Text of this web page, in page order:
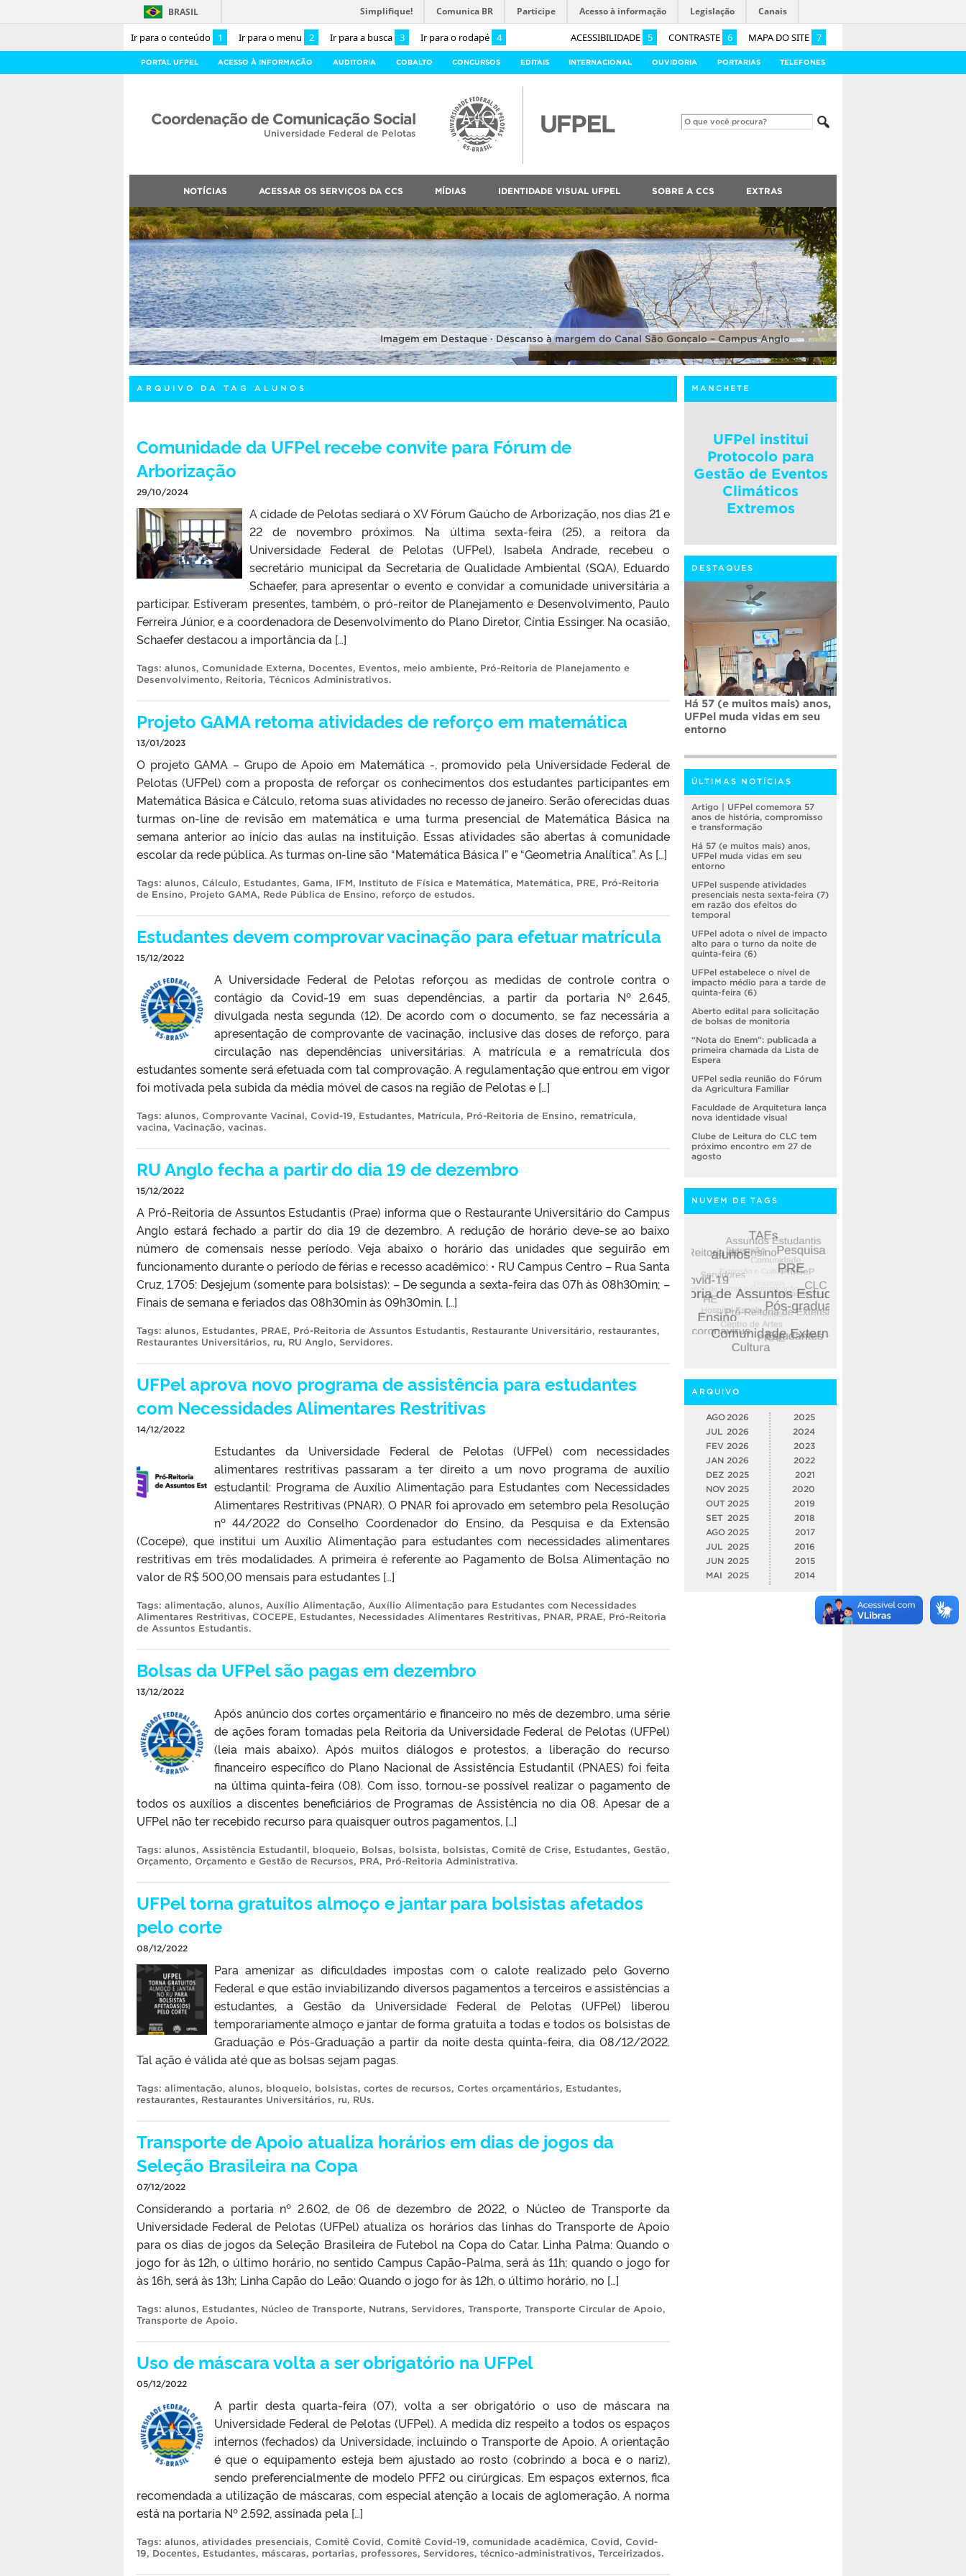
Ir para o conteúdo 1 Ir para o menu 2 Ir para a busca 3 Ir para o rodapé 4 ACESSIBILIDADE 5 CONTRASTE 6 MAPA DO SITE 7
BRASIL Simplifique! Comunica BR Participe Acesso à informação Legislação Canais
PORTAL UFPEL ACESSO À INFORMAÇÃO AUDITORIA COBALTO CONCURSOS EDITAIS INTERNACIONAL OUVIDORIA PORTARIAS TELEFONES
Coordenação de Comunicação Social
Universidade Federal de Pelotas
NOTÍCIAS ACESSAR OS SERVIÇOS DA CCS MÍDIAS IDENTIDADE VISUAL UFPEL SOBRE A CCS EXTRAS
Imagem em Destaque · Descanso à margem do Canal São Gonçalo – Campus Anglo
ARQUIVO DA TAG ALUNOS
Comunidade da UFPel recebe convite para Fórum de
Arborização
29/10/2024
A cidade de Pelotas sediará o XV Fórum Gaúcho de Arborização, nos dias 21 e
22 de novembro próximos. Na última sexta-feira (25), a reitora da
Universidade Federal de Pelotas (UFPel), Isabela Andrade, recebeu o
secretário municipal da Secretaria de Qualidade Ambiental (SQA), Eduardo
Schaefer, para apresentar o evento e convidar a comunidade universitária a
participar. Estiveram presentes, também, o pró-reitor de Planejamento e Desenvolvimento, Paulo
Ferreira Júnior, e a coordenadora de Desenvolvimento do Plano Diretor, Cíntia Essinger. Na ocasião,
Schaefer destacou a importância da […]
Tags: alunos, Comunidade Externa, Docentes, Eventos, meio ambiente, Pró-Reitoria de Planejamento e
Desenvolvimento, Reitoria, Técnicos Administrativos.
Projeto GAMA retoma atividades de reforço em matemática
13/01/2023
O projeto GAMA – Grupo de Apoio em Matemática -, promovido pela Universidade Federal de
Pelotas (UFPel) com a proposta de reforçar os conhecimentos dos estudantes participantes em
Matemática Básica e Cálculo, retoma suas atividades no recesso de janeiro. Serão oferecidas duas
turmas on-line de revisão em matemática e uma turma presencial de Matemática Básica na
semana anterior ao início das aulas na instituição. Essas atividades são abertas à comunidade
escolar da rede pública. As turmas on-line são “Matemática Básica I” e “Geometria Analítica”. As […]
Tags: alunos, Cálculo, Estudantes, Gama, IFM, Instituto de Física e Matemática, Matemática, PRE, Pró-Reitoria
de Ensino, Projeto GAMA, Rede Pública de Ensino, reforço de estudos.
Estudantes devem comprovar vacinação para efetuar matrícula
15/12/2022
A Universidade Federal de Pelotas reforçou as medidas de controle contra o
contágio da Covid-19 em suas dependências, a partir da portaria Nº 2.645,
divulgada nesta segunda (12). De acordo com o documento, se faz necessária a
apresentação de comprovante de vacinação, inclusive das doses de reforço, para
circulação nas dependências universitárias. A matrícula e a rematrícula dos
estudantes somente será efetuada com tal comprovação. A regulamentação que entrou em vigor
foi motivada pela subida da média móvel de casos na região de Pelotas e […]
Tags: alunos, Comprovante Vacinal, Covid-19, Estudantes, Matrícula, Pró-Reitoria de Ensino, rematrícula,
vacina, Vacinação, vacinas.
RU Anglo fecha a partir do dia 19 de dezembro
15/12/2022
A Pró-Reitoria de Assuntos Estudantis (Prae) informa que o Restaurante Universitário do Campus
Anglo estará fechado a partir do dia 19 de dezembro. A redução de horário deve-se ao baixo
número de comensais nesse período. Veja abaixo o horário das unidades que seguirão em
funcionamento durante o período de férias e recesso acadêmico: • RU Campus Centro – Rua Santa
Cruz, 1.705: Desjejum (somente para bolsistas): – De segunda a sexta-feira das 07h às 08h30min; –
Finais de semana e feriados das 08h30min às 09h30min. […]
Tags: alunos, Estudantes, PRAE, Pró-Reitoria de Assuntos Estudantis, Restaurante Universitário, restaurantes,
Restaurantes Universitários, ru, RU Anglo, Servidores.
UFPel aprova novo programa de assistência para estudantes
com Necessidades Alimentares Restritivas
14/12/2022
Estudantes da Universidade Federal de Pelotas (UFPel) com necessidades
alimentares restritivas passaram a ter direito a um novo programa de auxílio
estudantil: Programa de Auxílio Alimentação para Estudantes com Necessidades
Alimentares Restritivas (PNAR). O PNAR foi aprovado em setembro pela Resolução
nº 44/2022 do Conselho Coordenador do Ensino, da Pesquisa e da Extensão
(Cocepe), que institui um Auxílio Alimentação para estudantes com necessidades alimentares
restritivas em três modalidades. A primeira é referente ao Pagamento de Bolsa Alimentação no
valor de R$ 500,00 mensais para estudantes […]
Tags: alimentação, alunos, Auxílio Alimentação, Auxílio Alimentação para Estudantes com Necessidades
Alimentares Restritivas, COCEPE, Estudantes, Necessidades Alimentares Restritivas, PNAR, PRAE, Pró-Reitoria
de Assuntos Estudantis.
Bolsas da UFPel são pagas em dezembro
13/12/2022
Após anúncio dos cortes orçamentário e financeiro no mês de dezembro, uma série
de ações foram tomadas pela Reitoria da Universidade Federal de Pelotas (UFPel)
(leia mais abaixo). Após muitos diálogos e protestos, a liberação do recurso
financeiro específico do Plano Nacional de Assistência Estudantil (PNAES) foi feita
na última quinta-feira (08). Com isso, tornou-se possível realizar o pagamento de
todos os auxílios a discentes beneficiários de Programas de Assistência no dia 08. Apesar de a
UFPel não ter recebido recurso para quaisquer outros pagamentos, […]
Tags: alunos, Assistência Estudantil, bloqueio, Bolsas, bolsista, bolsistas, Comitê de Crise, Estudantes, Gestão,
Orçamento, Orçamento e Gestão de Recursos, PRA, Pró-Reitoria Administrativa.
UFPel torna gratuitos almoço e jantar para bolsistas afetados
pelo corte
08/12/2022
Para amenizar as dificuldades impostas com o calote realizado pelo Governo
Federal e que estão inviabilizando diversos pagamentos a terceiros e assistências a
estudantes, a Gestão da Universidade Federal de Pelotas (UFPel) liberou
temporariamente almoço e jantar de forma gratuita a todas e todos os bolsistas de
Graduação e Pós-Graduação a partir da noite desta quinta-feira, dia 08/12/2022.
Tal ação é válida até que as bolsas sejam pagas.
Tags: alimentação, alunos, bloqueio, bolsistas, cortes de recursos, Cortes orçamentários, Estudantes,
restaurantes, Restaurantes Universitários, ru, RUs.
Transporte de Apoio atualiza horários em dias de jogos da
Seleção Brasileira na Copa
07/12/2022
Considerando a portaria nº 2.602, de 06 de dezembro de 2022, o Núcleo de Transporte da
Universidade Federal de Pelotas (UFPel) atualiza os horários das linhas do Transporte de Apoio
para os dias de jogos da Seleção Brasileira de Futebol na Copa do Catar. Linha Palma: Quando o
jogo for às 12h, o último horário, no sentido Campus Capão-Palma, será às 11h; quando o jogo for
às 16h, será às 13h; Linha Capão do Leão: Quando o jogo for às 12h, o último horário, no […]
Tags: alunos, Estudantes, Núcleo de Transporte, Nutrans, Servidores, Transporte, Transporte Circular de Apoio,
Transporte de Apoio.
Uso de máscara volta a ser obrigatório na UFPel
05/12/2022
A partir desta quarta-feira (07), volta a ser obrigatório o uso de máscara na
Universidade Federal de Pelotas (UFPel). A medida diz respeito a todos os espaços
internos (fechados) da Universidade, incluindo o Transporte de Apoio. A orientação
é que o equipamento esteja bem ajustado ao rosto (cobrindo a boca e o nariz),
sendo preferencialmente de modelo PFF2 ou cirúrgicas. Em espaços externos, fica
recomendada a utilização de máscaras, com especial atenção a locais de aglomeração. A norma
está na portaria Nº 2.592, assinada pela […]
Tags: alunos, atividades presenciais, Comitê Covid, Comitê Covid-19, comunidade acadêmica, Covid, Covid-
19, Docentes, Estudantes, máscaras, portarias, professores, Servidores, técnico-administrativos, Terceirizados.
MANCHETE
UFPel institui
Protocolo para
Gestão de Eventos
Climáticos
Extremos
DESTAQUES
Há 57 (e muitos mais) anos,
UFPel muda vidas em seu
entorno
ÚLTIMAS NOTÍCIAS
Artigo | UFPel comemora 57
anos de história, compromisso
e transformação
Há 57 (e muitos mais) anos,
UFPel muda vidas em seu
entorno
UFPel suspende atividades
presenciais nesta sexta-feira (7)
em razão dos efeitos do
temporal
UFPel adota o nível de impacto
alto para o turno da noite de
quinta-feira (6)
UFPel estabelece o nível de
impacto médio para a tarde de
quinta-feira (6)
Aberto edital para solicitação
de bolsas de monitoria
“Nota do Enem”: publicada a
primeira chamada da Lista de
Espera
UFPel sedia reunião do Fórum
da Agricultura Familiar
Faculdade de Arquitetura lança
nova identidade visual
Clube de Leitura do CLC tem
próximo encontro em 27 de
agosto
NUVEM DE TAGS
ARQUIVO
AGO 2026
JUL 2026
FEV 2026
JAN 2026
DEZ 2025
NOV 2025
OUT 2025
SET 2025
AGO 2025
JUL
2025
JUN 2025
MAI
2025
2025
2024
2023
2022
2021
2020
2019
2018
2017
2016
2015
2014